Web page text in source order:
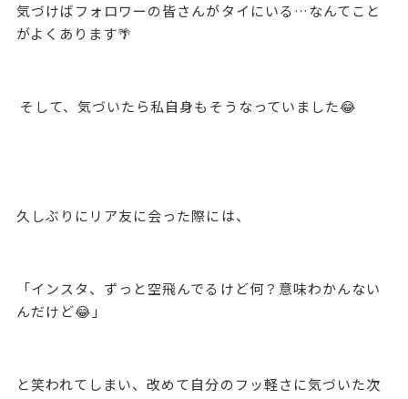
気づけばフォロワーの皆さんがタイにいる…なんてこと
がよくあります🌴
そして、気づいたら私自身もそうなっていました😂
久しぶりにリア友に会った際には、
「インスタ、ずっと空飛んでるけど何？意味わかんない
んだけど😂」
と笑われてしまい、改めて自分のフッ軽さに気づいた次